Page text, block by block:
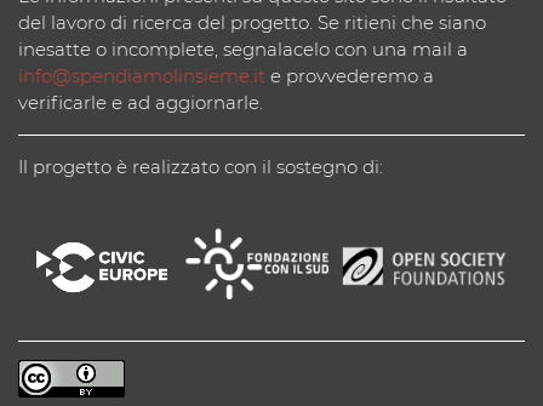
del lavoro di ricerca del progetto. Se ritieni che siano
inesatte o incomplete, segnalacelo con una mail a
info@spendiamolinsieme.it e provvederemo a
verificarle e ad aggiornarle.
Il progetto è realizzato con il sostegno di: